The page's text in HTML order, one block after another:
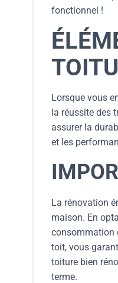
fonctionnel !
Lorsque vous
la réussite des
assurer la
et les
La rénovation
maison. En
consommation
toit, vous
toiture bien
terme.